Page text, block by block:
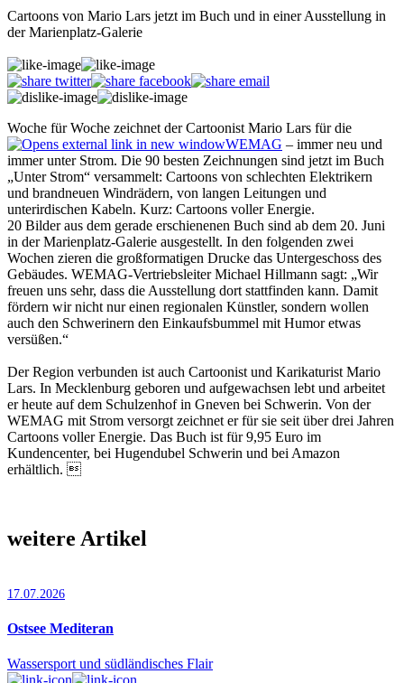
Cartoons von Mario Lars jetzt im Buch und in einer Ausstellung in
der Marienplatz-Galerie
Woche für Woche zeichnet der Cartoonist Mario Lars für die
WEMAG – immer neu und
immer unter Strom. Die 90 besten Zeichnungen sind jetzt im Buch
„Unter Strom“ versammelt: Cartoons von schlechten Elektrikern
und brandneuen Windrädern, von langen Leitungen und
unterirdischen Kabeln. Kurz: Cartoons voller Energie.
20 Bilder aus dem gerade erschienenen Buch sind ab dem 20. Juni
in der Marienplatz-Galerie ausgestellt. In den folgenden zwei
Wochen zieren die großformatigen Drucke das Untergeschoss des
Gebäudes. WEMAG-Vertriebsleiter Michael Hillmann sagt: „Wir
freuen uns sehr, dass die Ausstellung dort stattfinden kann. Damit
fördern wir nicht nur einen regionalen Künstler, sondern wollen
auch den Schwerinern den Einkaufsbummel mit Humor etwas
versüßen.“
Der Region verbunden ist auch Cartoonist und Karikaturist Mario
Lars. In Mecklenburg geboren und aufgewachsen lebt und arbeitet
er heute auf dem Schulzenhof in Gneven bei Schwerin. Von der
WEMAG mit Strom versorgt zeichnet er für sie seit über drei Jahren
Cartoons voller Energie. Das Buch ist für 9,95 Euro im
Kundencenter, bei Hugendubel Schwerin und bei Amazon
erhältlich. 
weitere Artikel
17.07.2026
Ostsee Mediteran
Wassersport und südländisches Flair